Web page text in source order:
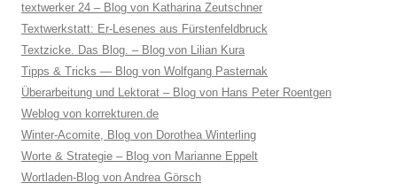
textwerker 24 – Blog von Katharina Zeutschner
Textwerkstatt: Er-Lesenes aus Fürstenfeldbruck
Textzicke. Das Blog. – Blog von Lilian Kura
Tipps & Tricks — Blog von Wolfgang Pasternak
Überarbeitung und Lektorat – Blog von Hans Peter Roentgen
Weblog von korrekturen.de
Winter-Acomite, Blog von Dorothea Winterling
Worte & Strategie – Blog von Marianne Eppelt
Wortladen-Blog von Andrea Görsch